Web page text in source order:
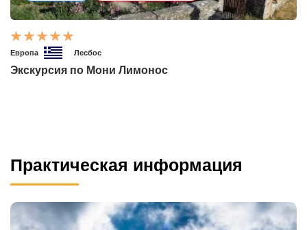
Европа Лесбос
Экскурсия по Мони Лимонос
Практическая информация